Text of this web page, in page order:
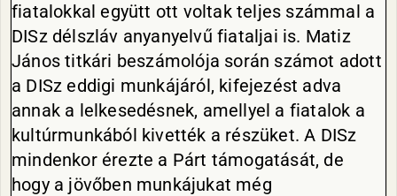
fiatalokkal együtt ott voltak teljes számmal a
DISz délszláv anyanyelvű fiataljai is. Matiz
János titkári beszámolója során számot adott
a DISz eddigi munkájáról, kifejezést adva
annak a lelkesedésnek, amellyel a fiatalok a
kultúrmunkából kivették a részüket. A DISz
mindenkor érezte a Párt támogatását, de
hogy a jövőben munkájukat még